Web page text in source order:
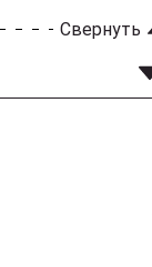
Свернуть